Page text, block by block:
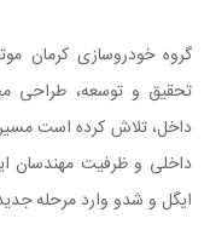
گروه خودروسازی کرمان
تحقیق و توسعه، طراحی
داخل، تلاش کرده است
داخلی و ظرفیت مهندسان
ایگل و شدو وارد مرحله